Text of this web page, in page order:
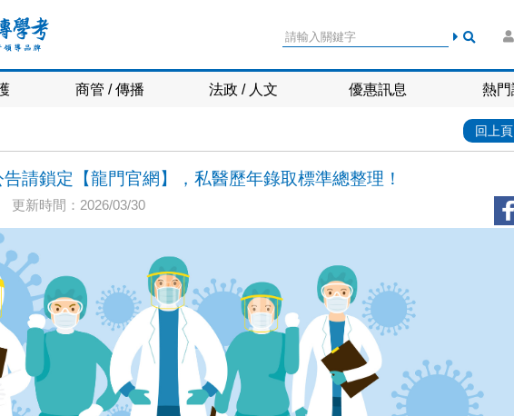
商管 / 傳播 法政 / 人文 優惠訊息 熱
回上頁
請鎖定【龍門官網】，私醫歷年錄取標準總整理！
更新時間：2026/03/30